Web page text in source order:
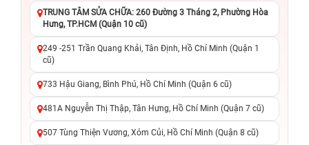
TRUNG TÂM SỬA CHỮA: 260 Đường 3 Tháng 2, Phường Hòa
Hưng, TP.HCM (Quận 10 cũ)
249 -251 Trần Quang Khải, Tân Định, Hồ Chí Minh (Quận 1
cũ)
733 Hậu Giang, Bình Phú, Hồ Chí Minh (Quận 6 cũ)
481A Nguyễn Thị Thập, Tân Hưng, Hồ Chí Minh (Quận 7 cũ)
507 Tùng Thiện Vương, Xóm Củi, Hồ Chí Minh (Quận 8 cũ)